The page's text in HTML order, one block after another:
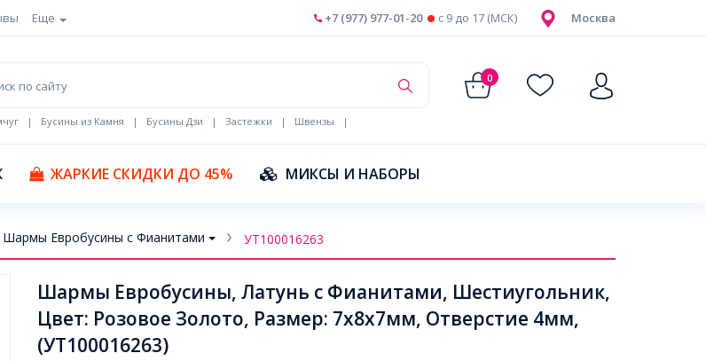
Еще Москва
+7 (977) 977-01-20 c 9 до 17 (МСК)
0
| Бусины из Камня | Бусины Дзи | Застежки | Швензы
|
ЖАРКИЕ СКИДКИ ДО 45% МИКСЫ И НАБОРЫ
Шармы Евробусины с Фианитами УТ100016263
Шармы Евробусины, Латунь с Фианитами, Шестиугольник,
Цвет: Розовое Золото, Размер: 7x8x7мм, Отверстие 4мм,
(УТ100016263)